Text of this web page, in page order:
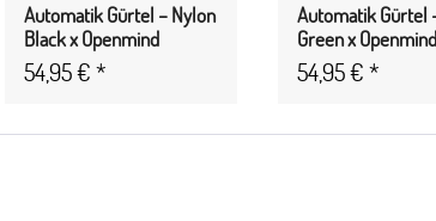
Automatik Gürtel – Nylon
Black x Openmind
54,95 € *
Automatik Gürtel
Green x Openmind
54,95 € *